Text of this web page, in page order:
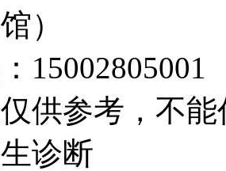
）
15002805001
供参考，不
诊断